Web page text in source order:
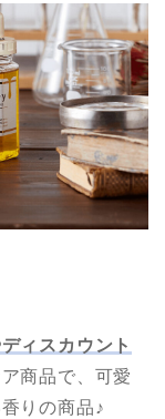
ィスカウント
商品で、可愛
りの商品♪